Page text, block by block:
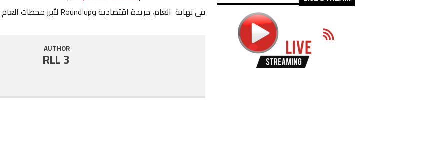
SHARE
في نهاية العام، جريدة اقتصادية وRound up لأبرز محطات العام ٢٠١٩
AUTHOR
RLL 3